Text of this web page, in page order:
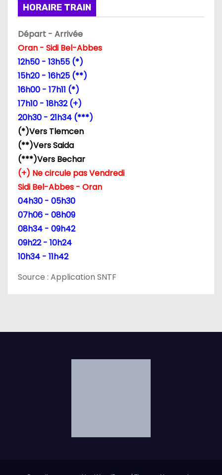
HORAIRE TRAIN
Départ - Arrivée
Oran - Sidi Bel-Abbes
12h50 - 13h55 (*)
15h20 - 16h25 (**)
16h00 - 17h11 (*)
17h10 - 18h32 (+)
20h30 - 21h34 (***)
(*)Vers Tlemcen
(**)Vers Saida
(***)Vers Bechar
(+) Ne circule pas Vendredi
Sidi Bel-Abbes - Oran
04h30 - 05h30
07h06 - 08h09
08h34 - 09h42
09h22 - 10h24
10h34 - 11h42
Source : Application SNTF